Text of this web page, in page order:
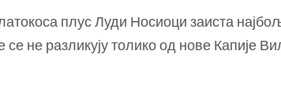
плус Луди Носиоци заиста
не разликују толико од нове Капије